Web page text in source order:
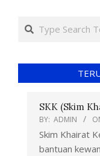
SKK (Skim
BY: ADMIN
Skim Khairat
bantuan